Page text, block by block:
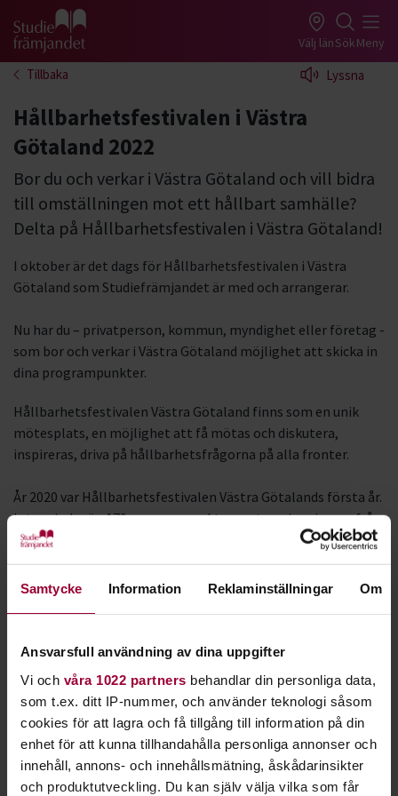
Samtycke Information Reklaminställningar Om
Ansvarsfull användning av dina uppgifter
Vi och våra 1022 partners behandlar din personliga data,
som t.ex. ditt IP-nummer, och använder teknologi såsom
cookies för att lagra och få tillgång till information på din
enhet för att kunna tillhandahålla personliga annonser och
innehåll, annons- och innehållsmätning, åskådarinsikter
och produktutveckling. Du kan själv välja vilka som får
Gå till studiefrämjandets startsida Välj länSökMeny
Tillbaka Lyssna
Hållbarhetsfestivalen i Västra
Götaland 2022
Bor du och verkar i Västra Götaland och vill bidra
till omställningen mot ett hållbart samhälle?
Delta på Hållbarhetsfestivalen i Västra Götaland!
I oktober är det dags för Hållbarhetsfestivalen i Västra
Götaland som Studiefrämjandet är med och arrangerar.
Nu har du – privatperson, kommun, myndighet eller företag -
som bor och verkar i Västra Götaland möjlighet att skicka in
dina programpunkter.
Hållbarhetsfestivalen Västra Götaland finns som en unik
mötesplats, en möjlighet att få mötas och diskutera,
inspireras, driva på hållbarhetsfrågorna på alla fronter.
År 2020 var Hållbarhetsfestivalen Västra Götalands första år.
Inte mindre än 179 programpunkter runt om i regionen, från
Lidköping i norr, till Svenljunga i söder, från Kungshamn i
väst till Hjo i öst. Detta trots Covid-19.
Hållbarhetsfestivalen är ett större format av
samhällsaktörer skapar arrangemang om viktiga
samhällsfrågor kopplat till en omställning mot ett hållbart
samhälle.
Ett exempel på verksamhet under veckan är
Studiefrämjandets Grön Scen på Göteborgs stadsbibliotek.
Onsdagen den 20 oktober kommer vi att ha en lång rad
intressanta föreläsningar om hur vi utvecklar ett hållbart